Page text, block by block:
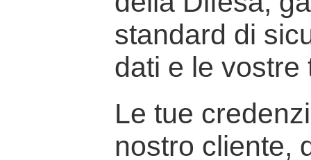
standard di
dati e le vostre
Le tue
nostro cliente,